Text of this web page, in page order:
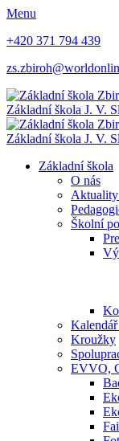
Menu
+420 371 794 439
Základní škola J. V.
Základní škola J. V.
Základní škola
O nás
Školní
Kroužky
EVVO,